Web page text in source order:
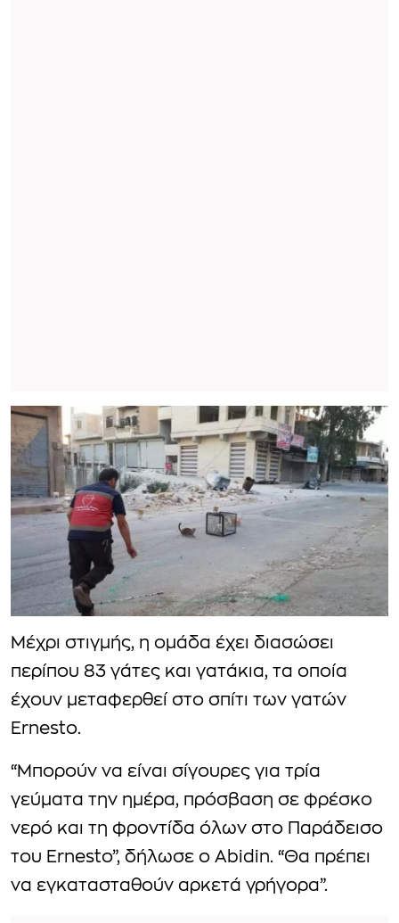
Μέχρι στιγμής, η ομάδα έχει διασώσει
περίπου 83 γάτες και γατάκια, τα οποία
έχουν μεταφερθεί στο σπίτι των γατών
Ernesto.
“Μπορούν να είναι σίγουρες για τρία
γεύματα την ημέρα, πρόσβαση σε φρέσκο
νερό και τη φροντίδα όλων στο Παράδεισο
του Ernesto”, δήλωσε ο Abidin. “Θα πρέπει
να εγκατασταθούν αρκετά γρήγορα”.